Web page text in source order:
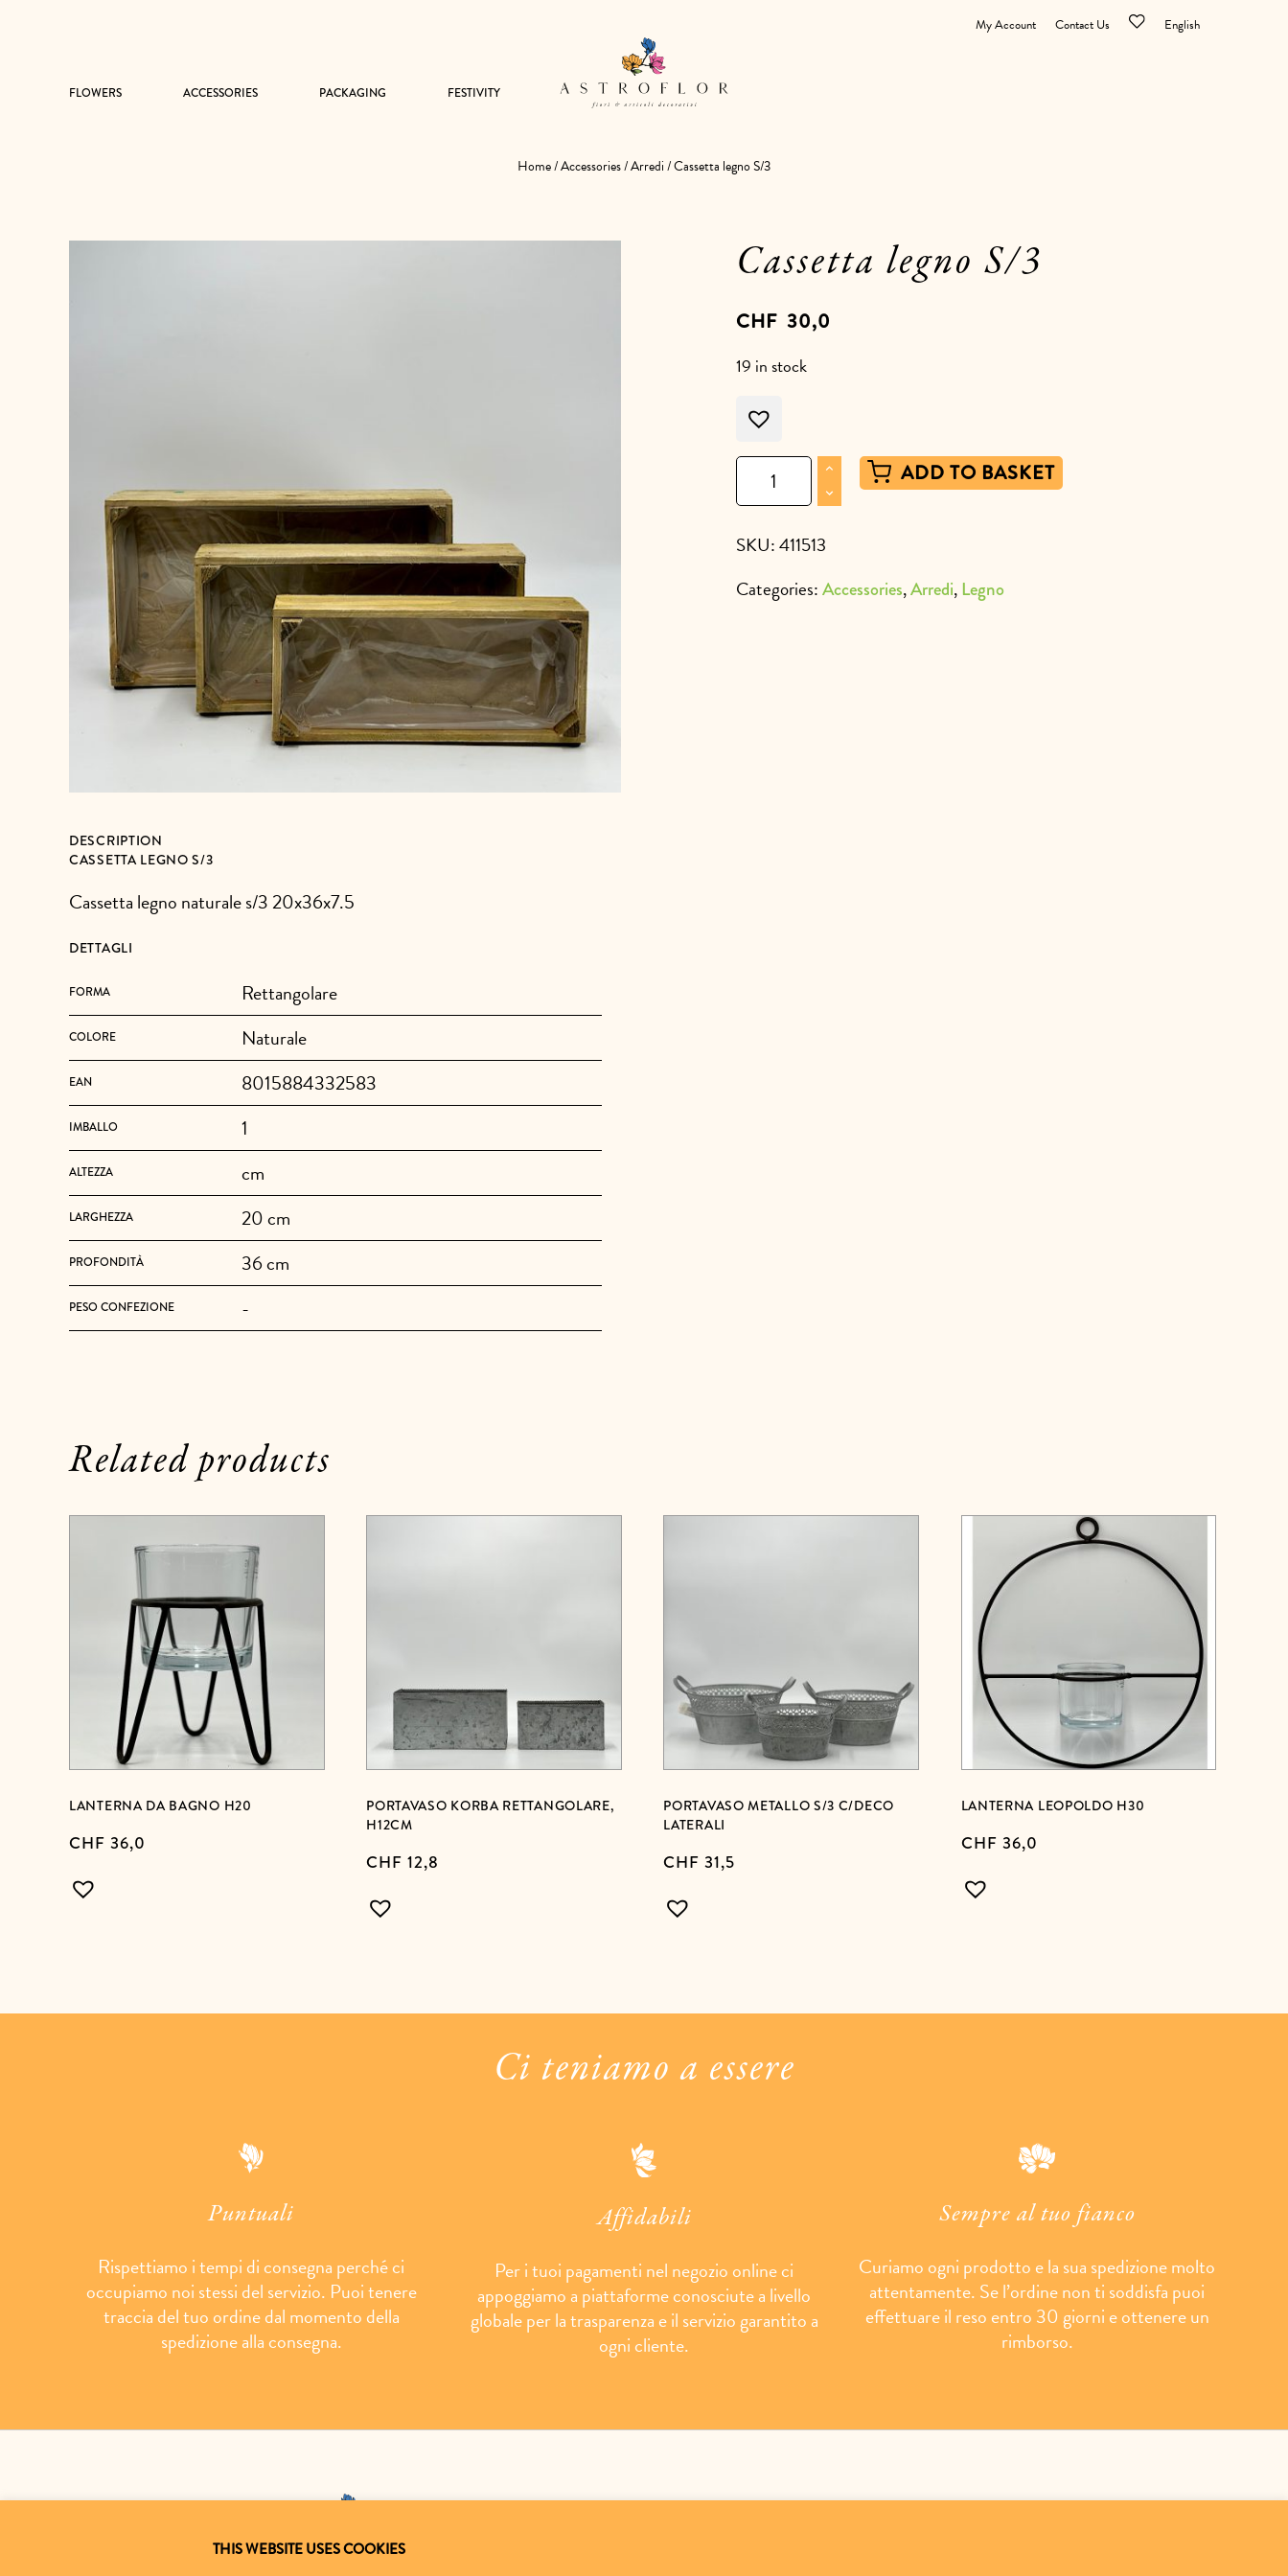
My Account Contact Us English
FLOWERS ACCESSORIES PACKAGING FESTIVITY
Home/Accessories/Arredi/ Cassetta legno S/3
Cassetta legno S/3
CHF 30,0
19 in stock
Cassetta
legno
quantity
ADD TO BASKET
SKU:411513
Categories:Accessories,Arredi,Legno
DESCRIPTION
CASSETTA LEGNO S/3
Cassetta legno naturale s/3 20x36x7.5
DETTAGLI
FORMA Rettangolare
COLORE Naturale
EAN 8015884332583
IMBALLO 1
ALTEZZA cm
LARGHEZZA 20 cm
PROFONDITÀ 36 cm
PESO CONFEZIONE -
Related products
LANTERNA DA BAGNO H20
CHF 36,0
PORTAVASO KORBA RETTANGOLARE,
H12CM
CHF 12,8
PORTAVASO METALLO S/3 C/DECO
LATERALI
CHF 31,5
LANTERNA LEOPOLDO H30
CHF 36,0
Ci teniamo a essere
Puntuali
Rispettiamo i tempi di consegna perché ci
occupiamo noi stessi del servizio. Puoi tenere
traccia del tuo ordine dal momento della
spedizione alla consegna.
Affidabili
Per i tuoi pagamenti nel negozio online ci
appoggiamo a piattaforme conosciute a livello
globale per la trasparenza e il servizio garantito a
ogni cliente.
Sempre al tuo fianco
Curiamo ogni prodotto e la sua spedizione molto
attentamente. Se l’ordine non ti soddisfa puoi
effettuare il reso entro 30 giorni e ottenere un
rimborso.
THIS WEBSITE USES COOKIES